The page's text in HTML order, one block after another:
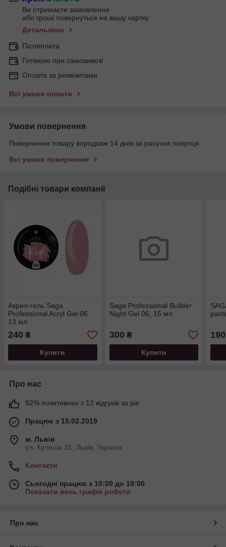
Ви отримаєте замовлення
або гроші повернуться на вашу картку
Детальніше
Післяплата
Готівкою при самовивозі
Оплата за реквізитами
Всі умови оплати
Умови повернення
Повернення товару впродовж 14 днів за рахунок покупця
Всі умови повернення
Подібні товари компанії
Акрил-гель Saga
Professional Acryl Gel 06
13 мл
240 ₴
Купити
Saga Professional Builder
Night Gel 06, 15 мл
300 ₴
Купити
190
Про нас
92% позитивних з 12 відгуків за рік
Працює з 15.02.2019
м. Львів
ул. Кулиша 31, Львів, Україна
Контакти
Сьогодні працює з 10:00 до 19:00
Показати весь графік роботи
Про нас